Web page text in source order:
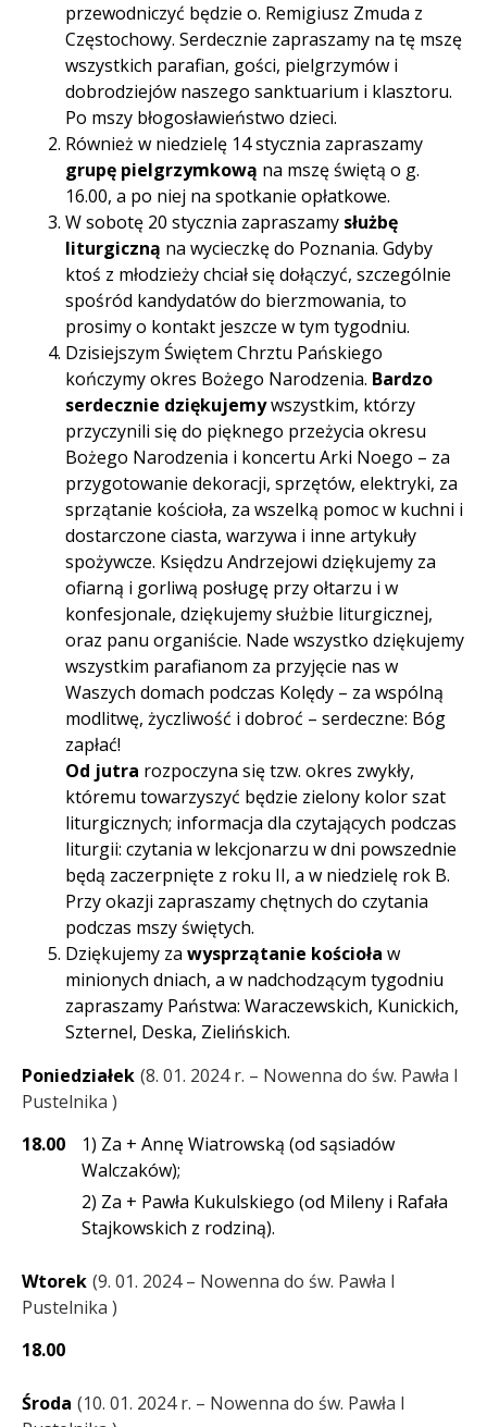
przewodniczyć będzie o. Remigiusz Zmuda z
Częstochowy. Serdecznie zapraszamy na tę mszę
wszystkich parafian, gości, pielgrzymów i
dobrodziejów naszego sanktuarium i klasztoru.
Po mszy błogosławieństwo dzieci.
Również w niedzielę 14 stycznia zapraszamy
grupę pielgrzymkową na mszę świętą o g.
16.00, a po niej na spotkanie opłatkowe.
W sobotę 20 stycznia zapraszamy służbę
liturgiczną na wycieczkę do Poznania. Gdyby
ktoś z młodzieży chciał się dołączyć, szczególnie
spośród kandydatów do bierzmowania, to
prosimy o kontakt jeszcze w tym tygodniu.
Dzisiejszym Świętem Chrztu Pańskiego
kończymy okres Bożego Narodzenia. Bardzo
serdecznie dziękujemywszystkim, którzy
przyczynili się do pięknego przeżycia okresu
Bożego Narodzenia i koncertu Arki Noego – za
przygotowanie dekoracji, sprzętów, elektryki, za
sprzątanie kościoła, za wszelką pomoc w kuchni i
dostarczone ciasta, warzywa i inne artykuły
spożywcze. Księdzu Andrzejowi dziękujemy za
ofiarną i gorliwą posługę przy ołtarzu i w
konfesjonale, dziękujemy służbie liturgicznej,
oraz panu organiście. Nade wszystko dziękujemy
wszystkim parafianom za przyjęcie nas w
Waszych domach podczas Kolędy – za wspólną
modlitwę, życzliwość i dobroć – serdeczne: Bóg
zapłać!
Od jutra rozpoczyna się tzw. okres zwykły,
któremu towarzyszyć będzie zielony kolor szat
liturgicznych; informacja dla czytających podczas
liturgii: czytania w lekcjonarzu w dni powszednie
będą zaczerpnięte z roku II, a w niedzielę rok B.
Przy okazji zapraszamy chętnych do czytania
podczas mszy świętych.
Dziękujemy za wysprzątanie kościoła w
minionych dniach, a w nadchodzącym tygodniu
zapraszamy Państwa: Waraczewskich, Kunickich,
Szternel, Deska, Zielińskich.
Poniedziałek 8. 01. 2024 r. – Nowenna do św. Pawła I
Pustelnika
18.00
1) Za + Annę Wiatrowską (od sąsiadów
Walczaków);
2) Za + Pawła Kukulskiego (od Mileny i Rafała
Stajkowskich z rodziną).
Wtorek 9. 01. 2024 – Nowenna do św. Pawła I
Pustelnika
18.00
Środa 10. 01. 2024 r. – Nowenna do św. Pawła I